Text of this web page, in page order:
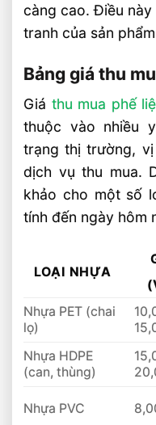
càng cao. Điều
tranh của sản
Bảng giá thu
Giá thu mua phế
thuộc vào nhiều
trạng thị trường,
dịch vụ thu mua.
khảo cho một số
tính đến ngày hôm
LOẠI NHỰA
Nhựa PET (chai
lọ)
Nhựa HDPE
(can, thùng)
Nhựa PVC